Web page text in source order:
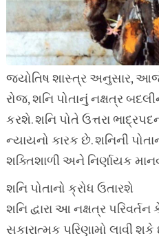
જ્યોતિષ શાસ્ત્ર અનુસાર,
રોજ, શનિ પોતાનું નક્ષત્ર
કરશે. શનિ પોતે ઉત્તરા
ન્યાયનો કારક છે. શનિની
શક્તિશાળી અને નિર્ણાયક
શનિ પોતાનો ક્રોધ ઉતારશે
શનિ દ્વારા આ નક્ષત્ર
સકારાત્મક પરિણામો લાવી